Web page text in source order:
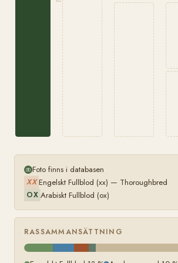
Foto finns i databasen
XX Engelskt Fullblod (xx) — Thoroughbred
OX Arabiskt Fullblod (ox)
RASSAMMANSÄTTNING